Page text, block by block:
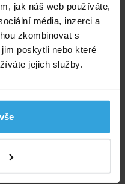
jak náš web používáte,
média, inzerci a
zkombinovat s
poskytli nebo které
jejich služby.
10 ks